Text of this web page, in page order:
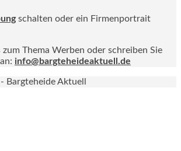
schalten oder ein Firmenportrait
zum Thema Werben oder schreiben Sie
info@bargteheideaktuell.de
Aktuell